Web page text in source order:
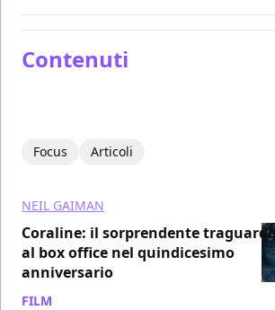
Contenuti
Focus Articoli
NEIL GAIMAN
Coraline: il sorprendente
al box office nel quindicesimo
anniversario
FILM